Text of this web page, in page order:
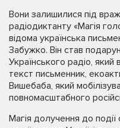
Вони залишилися під
радіодиктанту «Магія
відома українська
Забужко. Він став
Українського радіо, який
текст письменник,
Вишебаба, який
повномасштабного
Магія долучення до